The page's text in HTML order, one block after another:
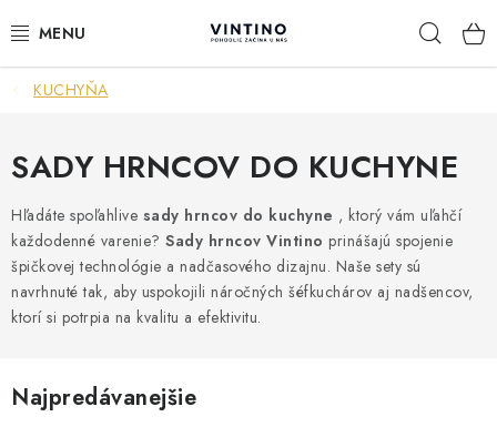
na
NÁBYTOK
VÝPREDAJ
ZÁVESNÉ HOJDACIE KRESLÁ
JEDÁLENSKÉ ZOSTAVY
JEDÁLENSKÉ STOLY
JEDÁLENSKÉ STOLIČKY
KUCHYŇA
SADY HRNCOV DO KUCHYNE
Hľadáte spoľahlive sady hrncov do kuchyne , ktorý vám uľahčí
každodenné varenie? Sady hrncov Vintino prinášajú spojenie
špičkovej technológie a nadčasového dizajnu. Naše sety sú
navrhnuté tak, aby uspokojili náročných šéfkuchárov aj nadšencov,
ktorí si potrpia na kvalitu a efektivitu.
Najpredávanejšie